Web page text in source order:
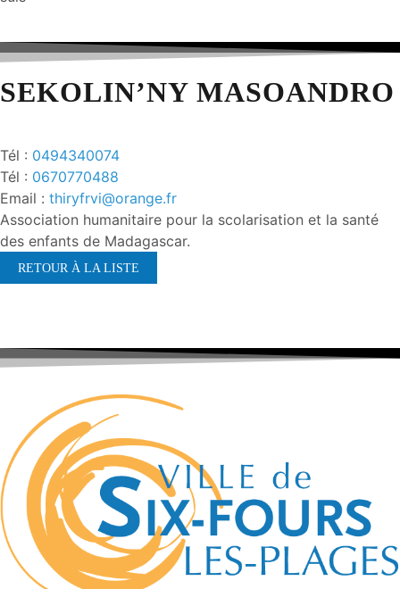
SEKOLIN’NY MASOANDRO
Tél : 0494340074
Tél : 0670770488
Email : thiryfrvi@orange.fr
Association humanitaire pour la scolarisation et la santé
des enfants de Madagascar.
RETOUR À LA LISTE